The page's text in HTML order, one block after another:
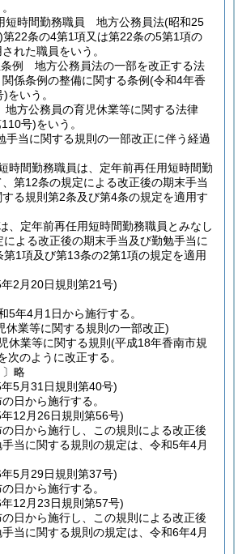
短時間勤務職員 地方公務員法(昭和25
第22条の4第1項又は第22条の5第1項の
れた職員をいう。
例 地方公務員法の一部を改正する法
係条例の整備に関する条例(令和4年香
)をいう。
方公務員の育児休業等に関する法律
号)をいう。
手当に関する規則の一部改正に伴う経過
時間勤務職員は、定年前再任用短時間勤
第12条の規定による改正後の期末手当
る規則第2条及び第4条の規定を適用す
、定年前再任用短時間勤務職員とみなし
よる改正後の期末手当及び勤勉手当に
第1項及び第13条の2第1項の規定を適用
2月20日規則第21号)
5年4月1日から施行する。
休業等に関する規則の一部改正)
休業等に関する規則 (平成18年香南市規
次のように改正する。
〕略
5月31日規則第40号)
日から施行する。
12月26日規則第56号)
日から施行し、この規則による改正後
当に関する規則の規定は、令和5年4月
5月29日規則第37号)
日から施行する。
12月23日規則第57号)
日から施行し、この規則による改正後
当に関する規則の規定は、令和6年4月